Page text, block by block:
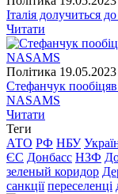
Італія долучиться
Читати
Полiтика
Стефанчук
NASAMS
Читати
Теги
АТО РФ НБУ
ЄС Донбасс НЗФ
зеленый коридор
санкції переселенці